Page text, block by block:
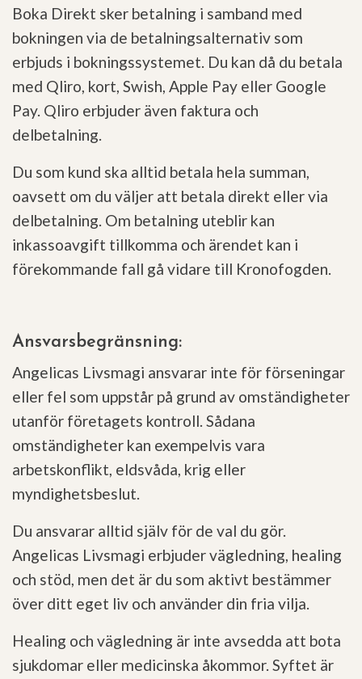
Boka Direkt sker betalning i samband med
bokningen via de betalningsalternativ som
erbjuds i bokningssystemet. Du kan då du betala
med Qliro, kort, Swish, Apple Pay eller Google
Pay. Qliro erbjuder även faktura och
delbetalning.
Du som kund ska alltid betala hela summan,
oavsett om du väljer att betala direkt eller via
delbetalning. Om betalning uteblir kan
inkassoavgift tillkomma och ärendet kan i
förekommande fall gå vidare till Kronofogden.
Ansvarsbegränsning:
Angelicas Livsmagi ansvarar inte för förseningar
eller fel som uppstår på grund av omständigheter
utanför företagets kontroll. Sådana
omständigheter kan exempelvis vara
arbetskonflikt, eldsvåda, krig eller
myndighetsbeslut.
Du ansvarar alltid själv för de val du gör.
Angelicas Livsmagi erbjuder vägledning, healing
och stöd, men det är du som aktivt bestämmer
över ditt eget liv och använder din fria vilja.
Healing och vägledning är inte avsedda att bota
sjukdomar eller medicinska åkommor. Syftet är